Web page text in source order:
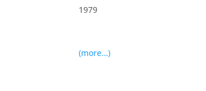
1979
(more…)